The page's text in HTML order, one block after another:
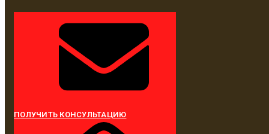
ПОЛУЧИТЬ КОНСУЛЬТАЦИЮ